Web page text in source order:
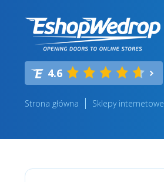
4.6
Strona główna Sklepy internetowe